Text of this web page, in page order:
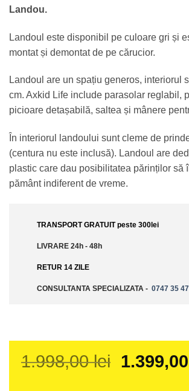
Landou.
Landoul este disponibil pe culoare gri și
montat și demontat de pe cărucior.
Landoul are un spațiu generos, interiorul
cm. Axkid Life include parasolar reglabil,
picioare detașabilă, saltea și mânere
În interiorul landoului sunt cleme de
(centura nu este inclusă). Landoul are
plastic care dau posibilitatea părinților să
pământ indiferent de vreme.
TRANSPORT GRATUIT peste 300lei
LIVRARE 24h - 48h
RETUR 14 ZILE
CONSULTANTA SPECIALIZATA - 0747 35
1.998,00lei Prețul
1.399,00